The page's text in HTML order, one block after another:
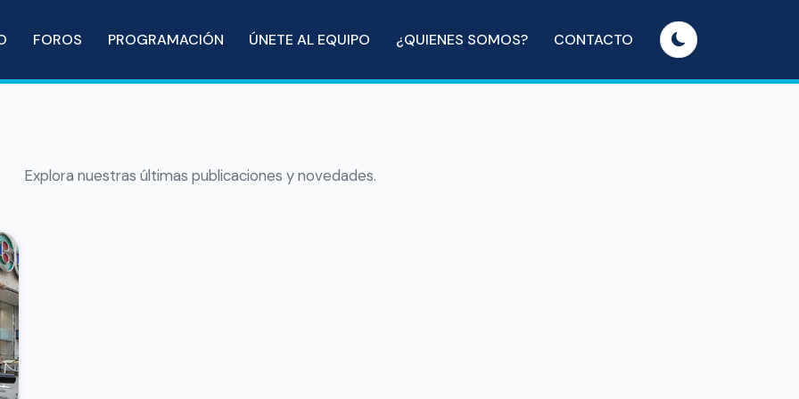
FOROS PROGRAMACIÓN ÚNETE AL EQUIPO ¿QUIENES SOMOS? CONTACTO
Explora nuestras últimas publicaciones y novedades.